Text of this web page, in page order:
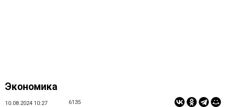
Экономика
10.08.2024 10:27 6135